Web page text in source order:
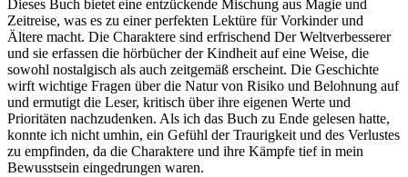
Dieses Buch bietet eine entzückende Mischung aus Magie und
Zeitreise, was es zu einer perfekten Lektüre für Vorkinder und
Ältere macht. Die Charaktere sind erfrischend Der Weltverbesserer
und sie erfassen die hörbücher der Kindheit auf eine Weise, die
sowohl nostalgisch als auch zeitgemäß erscheint. Die Geschichte
wirft wichtige Fragen über die Natur von Risiko und Belohnung auf
und ermutigt die Leser, kritisch über ihre eigenen Werte und
Prioritäten nachzudenken. Als ich das Buch zu Ende gelesen hatte,
konnte ich nicht umhin, ein Gefühl der Traurigkeit und des Verlustes
zu empfinden, da die Charaktere und ihre Kämpfe tief in mein
Bewusstsein eingedrungen waren.